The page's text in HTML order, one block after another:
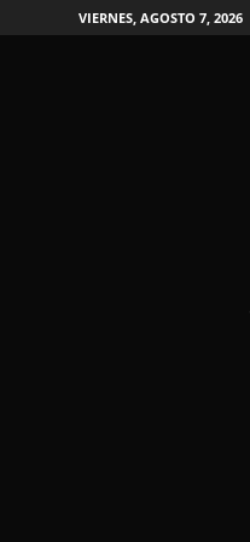
VIERNES, AGOSTO 7, 2026